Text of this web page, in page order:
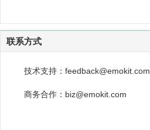
联系方式
技术支持：feedback@emokit.com
商务合作：biz@emokit.com